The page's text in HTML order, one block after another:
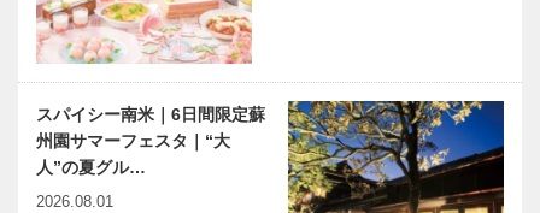
スパイシー南米｜6日間限定蘇
州園サマーフェスタ｜“大
人”の夏グル…
2026.08.01